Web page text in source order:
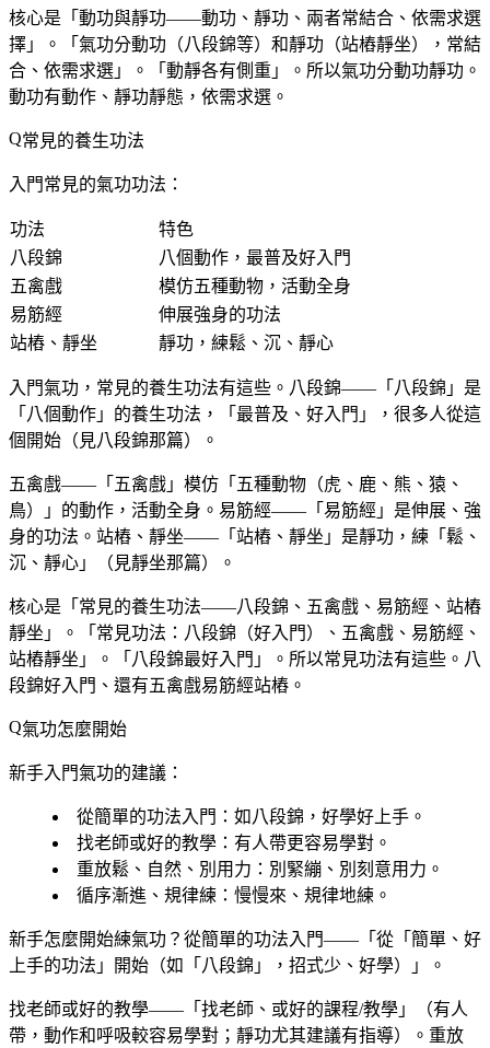
核心是「動功與靜功——動功、靜功、兩者常結合、依需求選
擇」。「氣功分動功（八段錦等）和靜功（站樁靜坐），常結
合、依需求選」。「動靜各有側重」。所以氣功分動功靜功。
動功有動作、靜功靜態，依需求選。
常見的養生功法
入門常見的氣功功法：
功法
特色
八段錦
八個動作，最普及好入門
五禽戲
模仿五種動物，活動全身
易筋經
伸展強身的功法
站樁、靜坐
靜功，練鬆、沉、靜心
入門氣功，常見的養生功法有這些。八段錦——「八段錦」是
「八個動作」的養生功法，「最普及、好入門」，很多人從這
個開始（見八段錦那篇）。
五禽戲——「五禽戲」模仿「五種動物（虎、鹿、熊、猿、
鳥）」的動作，活動全身。易筋經——「易筋經」是伸展、強
身的功法。站樁、靜坐——「站樁、靜坐」是靜功，練「鬆、
沉、靜心」（見靜坐那篇）。
核心是「常見的養生功法——八段錦、五禽戲、易筋經、站樁
靜坐」。「常見功法：八段錦（好入門）、五禽戲、易筋經、
站樁靜坐」。「八段錦最好入門」。所以常見功法有這些。八
段錦好入門、還有五禽戲易筋經站樁。
氣功怎麼開始
新手入門氣功的建議：
從簡單的功法入門 ：如八段錦，好學好上手。
找老師或好的教學 ：有人帶更容易學對。
重放鬆、自然、別用力 ：別緊繃、別刻意用力。
循序漸進、規律練 ：慢慢來、規律地練。
新手怎麼開始練氣功？從簡單的功法入門——「從「簡單、好
上手的功法」開始（如「八段錦」，招式少、好學）」。
找老師或好的教學——「找老師、或好的課程/教學」（有人
帶，動作和呼吸較容易學對；靜功尤其建議有指導）。重放